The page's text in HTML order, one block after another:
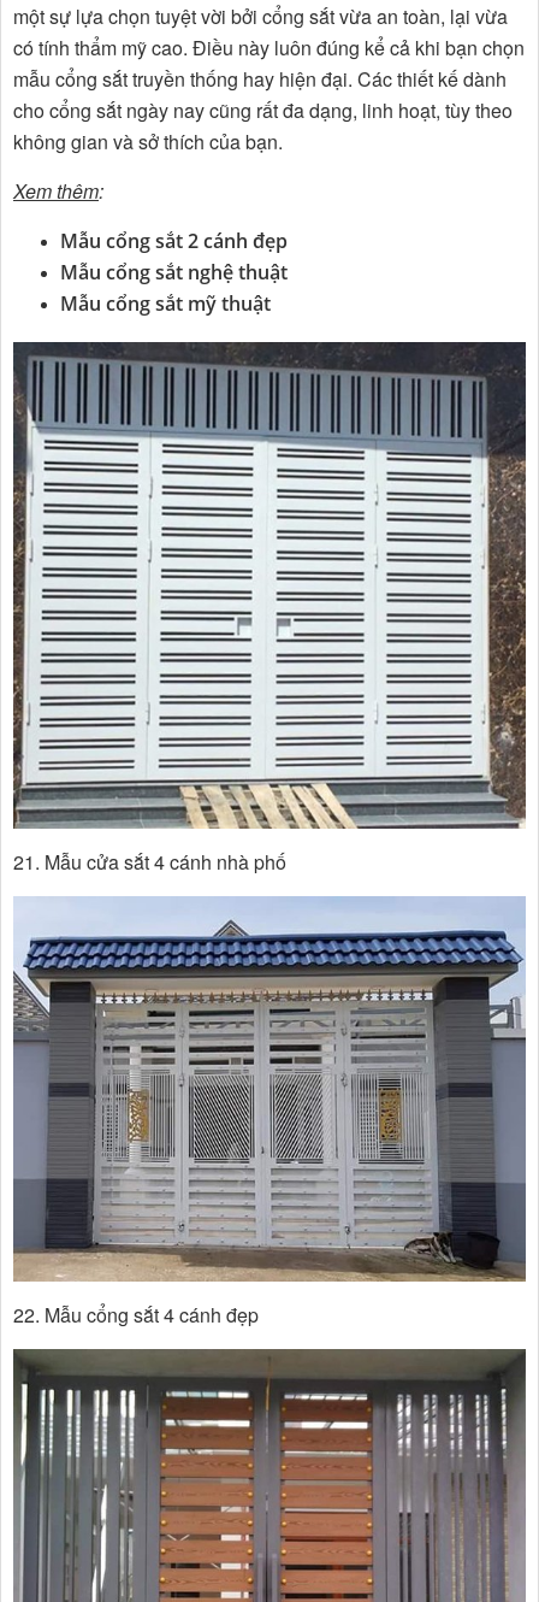
một sự lựa chọn tuyệt vời bởi cổng sắt vừa an toàn, lại vừa
có tính thẩm mỹ cao. Điều này luôn đúng kể cả khi bạn chọn
mẫu cổng sắt truyền thống hay hiện đại. Các thiết kế dành
cho cổng sắt ngày nay cũng rất đa dạng, linh hoạt, tùy theo
không gian và sở thích của bạn.
Xem thêm:
Mẫu cổng sắt 2 cánh đẹp
Mẫu cổng sắt nghệ thuật
Mẫu cổng sắt mỹ thuật
21. Mẫu cửa sắt 4 cánh nhà phố
22. Mẫu cổng sắt 4 cánh đẹp